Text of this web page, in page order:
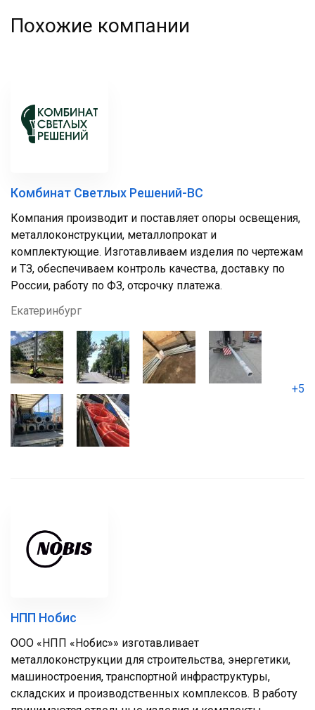
Похожие компании
Комбинат Светлых Решений-ВС
Компания производит и поставляет опоры освещения,
металлоконструкции, металлопрокат и
комплектующие. Изготавливаем изделия по чертежам
и ТЗ, обеспечиваем контроль качества, доставку по
России, работу по ФЗ, отсрочку платежа.
Екатеринбург
+5
НПП Нобис
ООО «НПП «Нобис»» изготавливает
металлоконструкции для строительства, энергетики,
машиностроения, транспортной инфраструктуры,
складских и производственных комплексов. В работу